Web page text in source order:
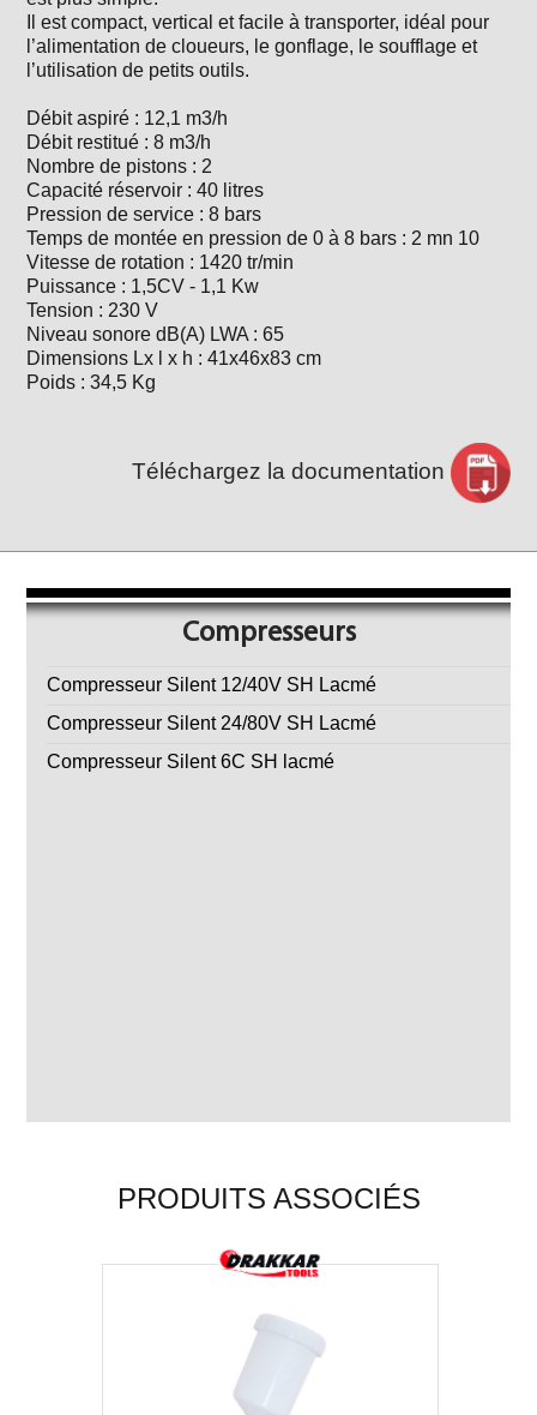
Il est compact, vertical et facile à transporter, idéal pour
l’alimentation de cloueurs, le gonflage, le soufflage et
l’utilisation de petits outils.
Débit aspiré : 12,1 m3/h
Débit restitué : 8 m3/h
Nombre de pistons : 2
Capacité réservoir : 40 litres
Pression de service : 8 bars
Temps de montée en pression de 0 à 8 bars : 2 mn 10
Vitesse de rotation : 1420 tr/min
Puissance : 1,5CV - 1,1 Kw
Tension : 230 V
Niveau sonore dB(A) LWA : 65
Dimensions Lx l x h : 41x46x83 cm
Poids : 34,5 Kg
Téléchargez la documentation
Compresseurs
Compresseur Silent 12/40V SH Lacmé
Compresseur Silent 24/80V SH Lacmé
Compresseur Silent 6C SH lacmé
PRODUITS ASSOCIÉS